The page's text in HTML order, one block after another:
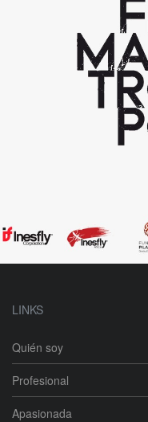
LINKS
Quién soy
Profesional
Apasionada